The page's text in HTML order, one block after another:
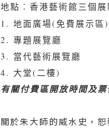
地點︰香港藝術館三個展
1. 地面廣場(免費展示區)
2. 專題展覽廳
3. 當代藝術展覽廳
4. 大堂(二樓)
有關付費區開放時間及
關於朱大師的威水史，恕